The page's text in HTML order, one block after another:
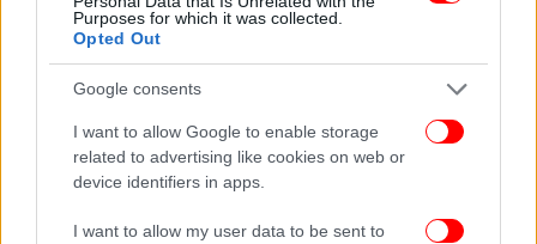
Purposes for which it was collected.
Opted Out
Google consents
I want to allow Google to enable storage
related to advertising like cookies on web or
device identifiers in apps.
I want to allow my user data to be sent to
πρώτοι όλες τις ειδήσεις
Δείτε όλες τις τελευταίες
από την Ελλάδα και τον Κόσμο,
ΔΙΑΒΑΣΤΕ ΠΕΡΙΣΣΟΤΕΡΑ ΑΗ ΣΤΡΆΤΗΣ